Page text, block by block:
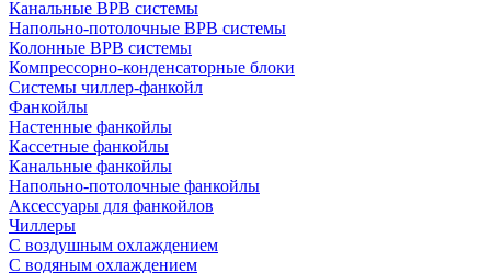
Канальные ВРВ системы
Напольно-потолочные ВРВ системы
Колонные ВРВ системы
Компрессорно-конденсаторные блоки
Системы чиллер-фанкойл
Фанкойлы
Настенные фанкойлы
Кассетные фанкойлы
Канальные фанкойлы
Напольно-потолочные фанкойлы
Аксессуары для фанкойлов
Чиллеры
С воздушным охлаждением
С водяным охлаждением